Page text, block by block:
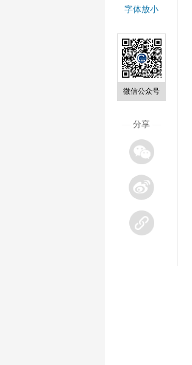
字体放小
微信公众号
分享